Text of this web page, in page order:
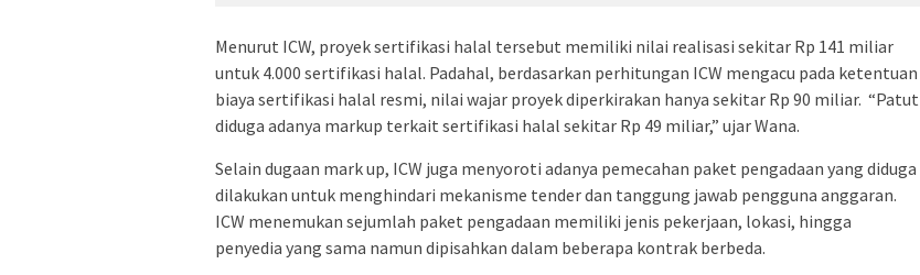
Menurut ICW, proyek sertifikasi halal tersebut memiliki nilai realisasi sekitar Rp 141 miliar
untuk 4.000 sertifikasi halal. Padahal, berdasarkan perhitungan ICW mengacu pada ketentuan
biaya sertifikasi halal resmi, nilai wajar proyek diperkirakan hanya sekitar Rp 90 miliar. “Patut
diduga adanya markup terkait sertifikasi halal sekitar Rp 49 miliar,” ujar Wana.
Selain dugaan mark up, ICW juga menyoroti adanya pemecahan paket pengadaan yang diduga
dilakukan untuk menghindari mekanisme tender dan tanggung jawab pengguna anggaran.
ICW menemukan sejumlah paket pengadaan memiliki jenis pekerjaan, lokasi, hingga
penyedia yang sama namun dipisahkan dalam beberapa kontrak berbeda.